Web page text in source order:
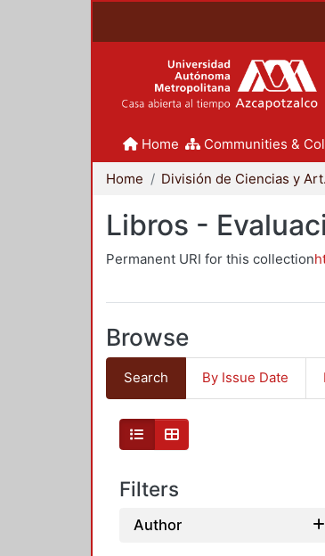
Home Communities &
Home
Libros -
Permanent URI for this collection
Browse
Search By Issue Date
Filters
Author